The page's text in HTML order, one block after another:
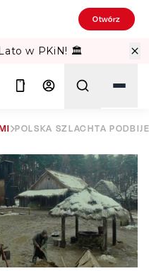
Otwórz
w PKiN! 🏛️
POLSKA SZLACHTA